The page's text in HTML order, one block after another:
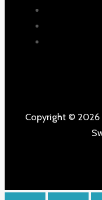
Copyright © 2026